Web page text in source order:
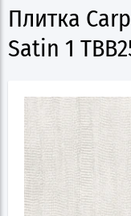
Плитка
Satin 1